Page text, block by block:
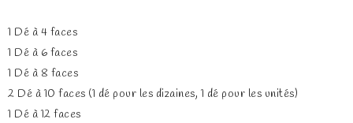
1 Dé à 4 faces
1 Dé à 6 faces
1 Dé à 8 faces
2 Dé à 10 faces (1 dé pour les dizaines, 1 dé pour les unités)
1 Dé à 12 faces